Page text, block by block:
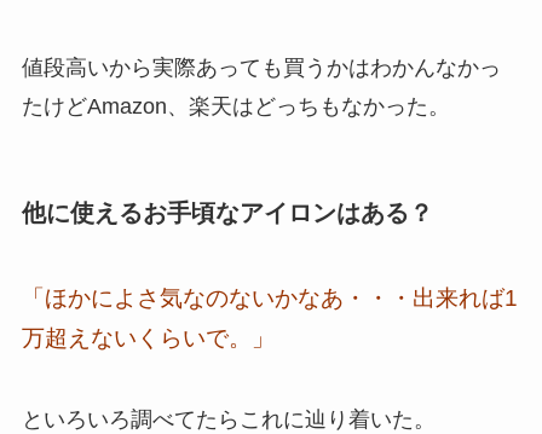
値段高いから実際あっても買うかはわかんなかっ
たけどAmazon、楽天はどっちもなかった。
他に使えるお手頃なアイロンはある？
「ほかによさ気なのないかなあ・・・ 出来れば1
万超えないくらいで。」
といろいろ調べてたらこれに辿り着いた。